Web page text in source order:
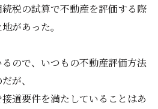
税の試算で不動産を評価する際
があった。
ので、いつもの不動産評価方法
が、
道要件を満たしていることはあ